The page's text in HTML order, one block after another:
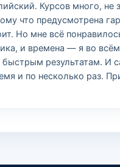
Курсов много, не
что предусмотрена
Но мне всё
и времена — я во
результатам. И
и по несколько раз.